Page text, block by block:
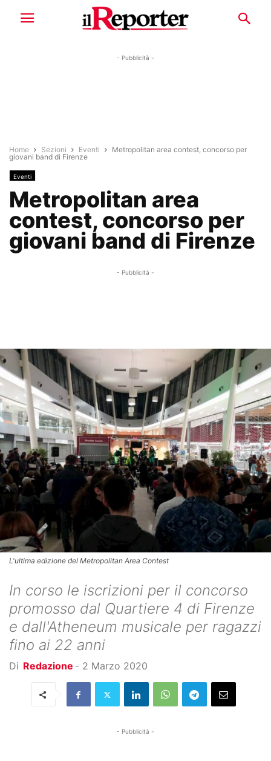
- Pubblicità -
Home Sezioni Eventi
Metropolitan area contest, concorso per
giovani band di Firenze
Eventi
Metropolitan area
contest, concorso per
giovani band di Firenze
- Pubblicità -
L'ultima edizione del Metropolitan Area Contest
In corso le iscrizioni per il concorso
promosso dal Quartiere 4 di Firenze
e dall'Atheneum musicale per ragazzi
fino ai 22 anni
Di Redazione - 2 Marzo 2020
- Pubblicità -